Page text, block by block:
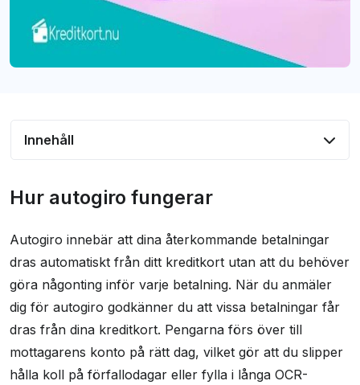
Innehåll
Sätta upp autogiro på kortet
Vanliga frågor och svar
Hur autogiro fungerar
Autogiro innebär att dina återkommande betalningar
dras automatiskt från ditt kreditkort utan att du behöver
göra någonting inför varje betalning. När du anmäler
dig för autogiro godkänner du att vissa betalningar får
dras från dina kreditkort. Pengarna förs över till
mottagarens konto på rätt dag, vilket gör att du slipper
hålla koll på förfallodagar eller fylla i långa OCR-